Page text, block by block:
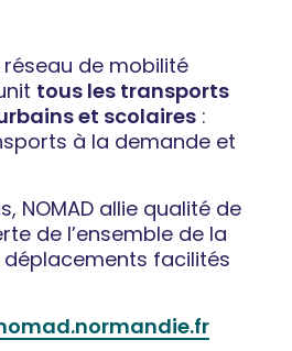
réseau de mobilité
tous les transports
et scolaires :
à la demande et
NOMAD allie qualité de
de l’ensemble de la
facilités